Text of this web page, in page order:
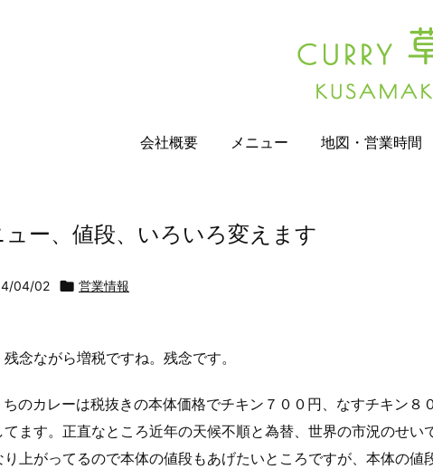
会社概要 メニュー 地図・営業時間
ュー、値段、いろいろ変えます
04/02  営業情報
残念ながら増税ですね。残念です。
のカレーは税抜きの本体価格でチキン７００円、なすチキン８
てます。正直なところ近年の天候不順と為替、世界の市況のせい
り上がってるので本体の値段もあげたいところですが、本体の値